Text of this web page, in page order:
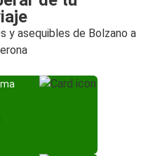
y asequibles de Bolzano a